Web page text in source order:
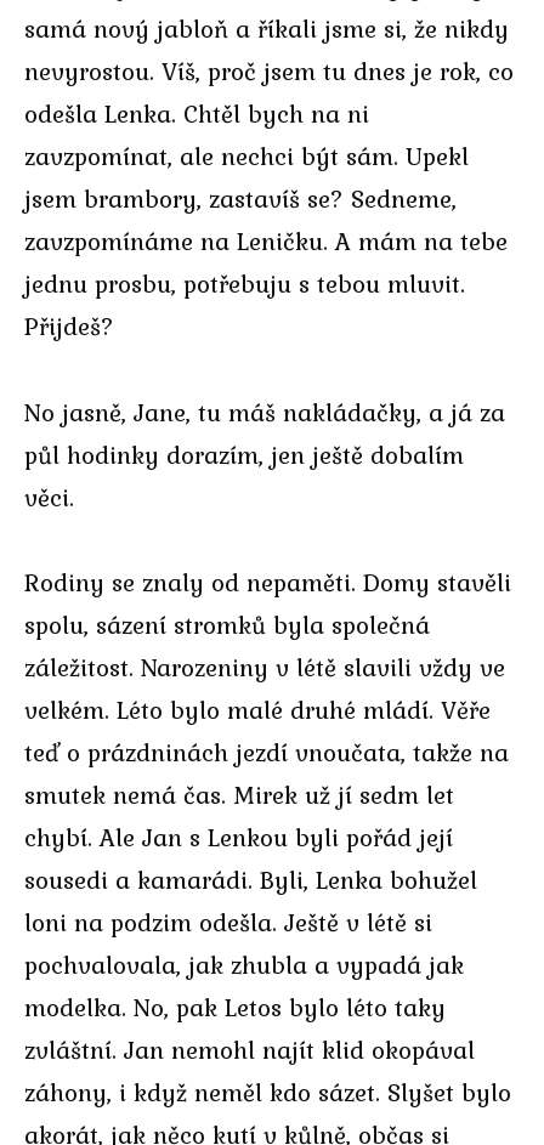
samá nový jabloň a říkali jsme si, že nikdy
nevyrostou. Víš, proč jsem tu dnes je rok, co
odešla Lenka. Chtěl bych na ni
zavzpomínat, ale nechci být sám. Upekl
jsem brambory, zastavíš se? Sedneme,
zavzpomínáme na Leničku. A mám na tebe
jednu prosbu, potřebuju s tebou mluvit.
Přijdeš?
No jasně, Jane, tu máš nakládačky, a já za
půl hodinky dorazím, jen ještě dobalím
věci.
Rodiny se znaly od nepaměti. Domy stavěli
spolu, sázení stromků byla společná
záležitost. Narozeniny v létě slavili vždy ve
velkém. Léto bylo malé druhé mládí. Věře
teď o prázdninách jezdí vnoučata, takže na
smutek nemá čas. Mirek už jí sedm let
chybí. Ale Jan s Lenkou byli pořád její
sousedi a kamarádi. Byli, Lenka bohužel
loni na podzim odešla. Ještě v létě si
pochvalovala, jak zhubla a vypadá jak
modelka. No, pak Letos bylo léto taky
zvláštní. Jan nemohl najít klid okopával
záhony, i když neměl kdo sázet. Slyšet bylo
akorát, jak něco kutí v kůlně, občas si